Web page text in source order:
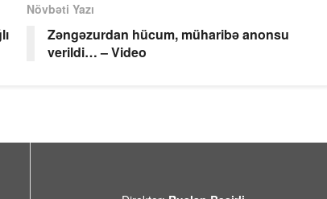
Növbəti Yazı
Zəngəzurdan hücum, müharibə anonsu
verildi… – Video